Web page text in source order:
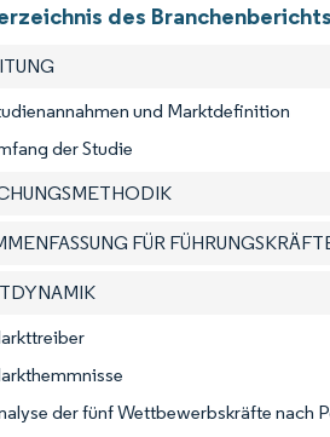
des
und Marktdefinition
der Studie
FÜR
der fünf Wettbewerbskräfte nach